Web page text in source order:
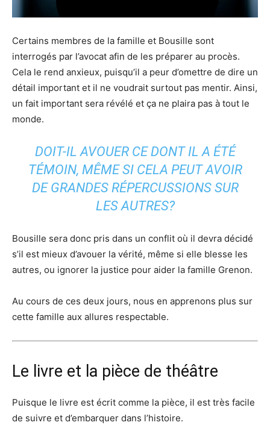
Certains membres de la famille et Bousille sont
interrogés par l’avocat afin de les préparer au procès.
Cela le rend anxieux, puisqu’il a peur d’omettre de dire un
détail important et il ne voudrait surtout pas mentir. Ainsi,
un fait important sera révélé et ça ne plaira pas à tout le
monde.
DOIT-IL AVOUER CE DONT IL A ÉTÉ
TÉMOIN, MÊME SI CELA PEUT AVOIR
DE GRANDES RÉPERCUSSIONS SUR
LES AUTRES?
Bousille sera donc pris dans un conflit où il devra décidé
s’il est mieux d’avouer la vérité, même si elle blesse les
autres, ou ignorer la justice pour aider la famille Grenon.
Au cours de ces deux jours, nous en apprenons plus sur
cette famille aux allures respectable.
Le livre et la pièce de théâtre
Puisque le livre est écrit comme la pièce, il est très facile
de suivre et d’embarquer dans l’histoire.